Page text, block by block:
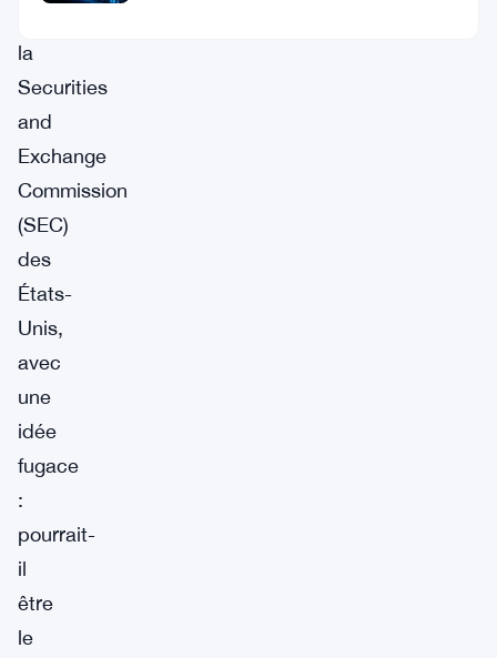
la
Securities
and
Exchange
Commission
(SEC)
des
États-
Unis,
avec
une
idée
fugace
:
pourrait-
il
être
le